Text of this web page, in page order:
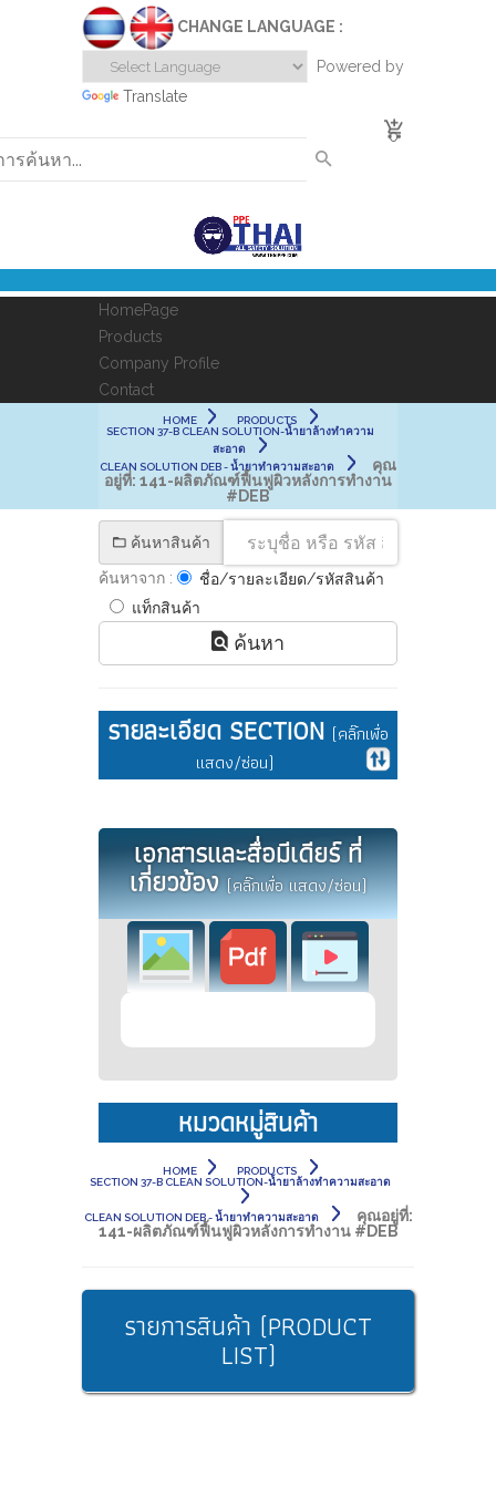
CHANGE LANGUAGE :
Powered by
Translate
0
HomePage
Products
Company Profile
Contact
HOME
PRODUCTS
SECTION 37-B CLEAN SOLUTION-น้ำยาล้างทำความ
สะอาด
CLEAN SOLUTION DEB - น้ำยาทำความสะอาด
คุณ
อยู่ที่: 141-ผลิตภัณฑ์ฟื้นฟูผิวหลังการทำงาน
#DEB
ค้นหาสินค้า
ค้นหาจาก :
ชื่อ/รายละเอียด/รหัสสินค้า
แท็กสินค้า
ค้นหา
รายละเอียด SECTION (คลิ๊กเพื่อ
แสดง/ซ่อน)
เอกสารและสื่อมีเดียร์ ที่
เกี่ยวข้อง(คลิ๊กเพื่อ แสดง/ซ่อน)
หมวดหมู่สินค้า
HOME
PRODUCTS
SECTION 37-B CLEAN SOLUTION-น้ำยาล้างทำความสะอาด
CLEAN SOLUTION DEB - น้ำยาทำความสะอาด
คุณอยู่ที่:
141-ผลิตภัณฑ์ฟื้นฟูผิวหลังการทำงาน #DEB
รายการสินค้า (PRODUCT
LIST)